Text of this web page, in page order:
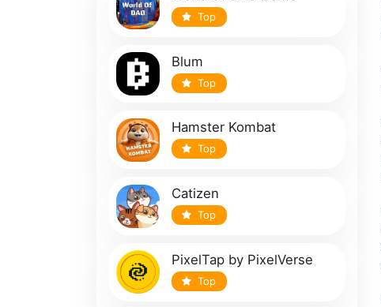
Top
Blum
Top
Hamster Kombat
Top
Catizen
Top
PixelTap by PixelVerse
Top